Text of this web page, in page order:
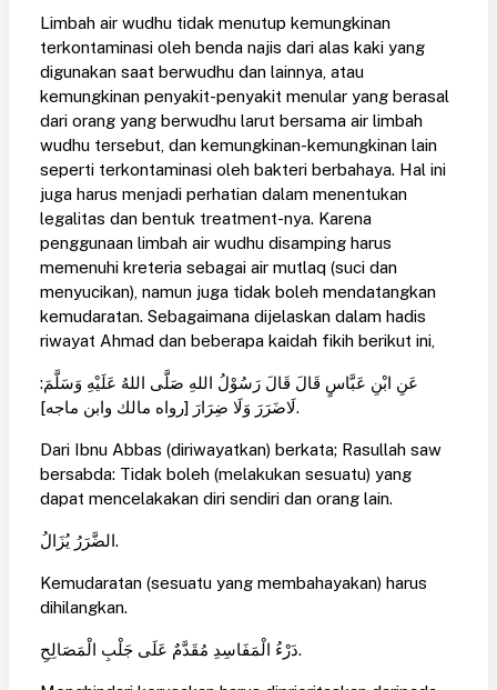
Limbah air wudhu tidak menutup kemungkinan
terkontaminasi oleh benda najis dari alas kaki yang
digunakan saat berwudhu dan lainnya, atau
kemungkinan penyakit-penyakit menular yang berasal
dari orang yang berwudhu larut bersama air limbah
wudhu tersebut, dan kemungkinan-kemungkinan lain
seperti terkontaminasi oleh bakteri berbahaya. Hal ini
juga harus menjadi perhatian dalam menentukan
legalitas dan bentuk treatment-nya. Karena
penggunaan limbah air wudhu disamping harus
memenuhi kreteria sebagai air mutlaq (suci dan
menyucikan), namun juga tidak boleh mendatangkan
kemudaratan. Sebagaimana dijelaskan dalam hadis
riwayat Ahmad dan beberapa kaidah fikih berikut ini,
عَنِ ابْنِ عَبَّاسٍ قَالَ قَالَ رَسُوْلُ اللهِ صَلَّى اللهُ عَلَيْهِ وَسَلَّمَ:
لَاضَرَرَ وَلَا ضِرَارَ [رواه مالك وابن ماجه].
Dari Ibnu Abbas (diriwayatkan) berkata; Rasullah saw
bersabda: Tidak boleh (melakukan sesuatu) yang
dapat mencelakakan diri sendiri dan orang lain.
الضَّرَرُ يُزَالُ.
Kemudaratan (sesuatu yang membahayakan) harus
dihilangkan.
دَرْءُ الْمَفَاسِدِ مُقَدَّمٌ عَلَى جَلْبِ الْمَصَالِحِ.